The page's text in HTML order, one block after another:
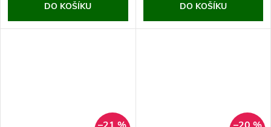
DO KOŠÍKU DO KOŠÍKU